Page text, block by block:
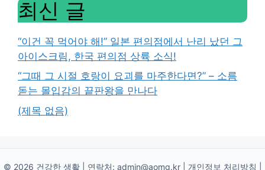
최신 글
“이건 꼭 먹어야 해!” 일본 편의점에서 난리 났던 그
아이스크림, 한국 편의점 상륙 소식!
“그때 그 시절 호랑이 요괴를 마주한다면?” – 소름
돋는 몰입감의 끝판왕을 만나다
(제목 없음)
© 2026 건강한 생활 | 연락처: admin@aomg.kr| 개인정보 처리방침